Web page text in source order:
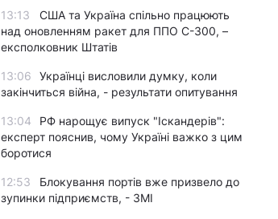
13:13
США та Україна спільно працюють
над оновленням ракет для ППО С-300, –
експолковник Штатів
13:06
Українці висловили думку, коли
закінчиться війна, - результати опитування
13:04
РФ нарощує випуск "Іскандерів":
експерт пояснив, чому Україні важко з цим
боротися
12:53
Блокування портів вже призвело до
зупинки підприємств, - ЗМІ